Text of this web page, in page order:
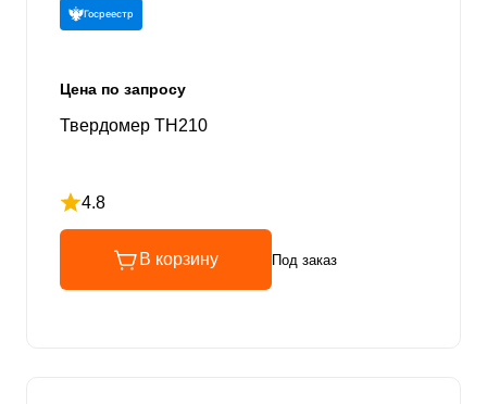
Госреестр
Цена по запросу
Твердомер TH210
4.8
Рейтинг 4.8 из 5
В корзину Под заказ